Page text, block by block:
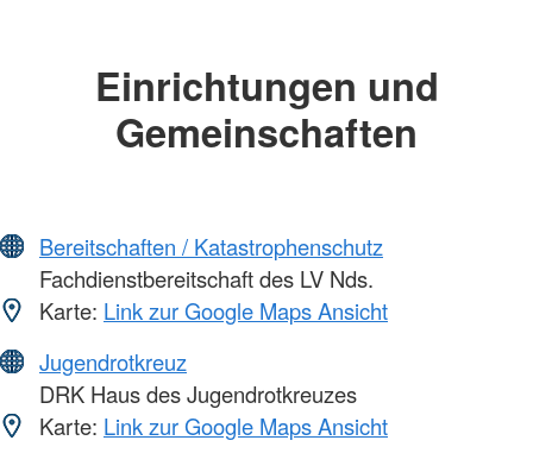
Einrichtungen und
Gemeinschaften
Bereitschaften / Katastrophenschutz
Fachdienstbereitschaft des LV Nds.
Karte: Link zur Google Maps Ansicht
Jugendrotkreuz
DRK Haus des Jugendrotkreuzes
Karte: Link zur Google Maps Ansicht